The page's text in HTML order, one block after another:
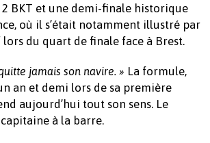
BKT et une demi-finale historique
où il s’était notamment illustré par
du quart de finale face à Brest.
jamais son navire. » La formule,
an et demi lors de sa première
aujourd’hui tout son sens. Le
à la barre.